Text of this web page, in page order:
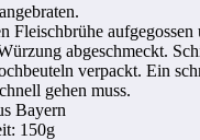
Fleischbrühe aufgegossen
abgeschmeckt.
verpackt. Ein
gehen muss.
Bayern
150g